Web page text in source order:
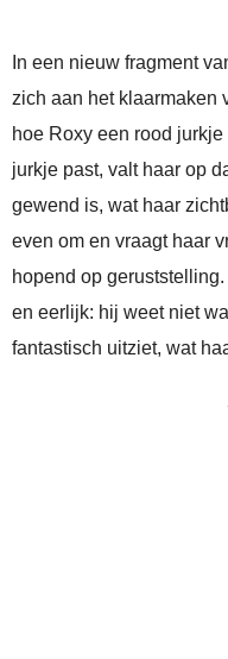
In een nieuw fragment
zich aan het klaarmaken
hoe Roxy een rood
jurkje past, valt haar op
gewend is, wat haar
even om en vraagt haar
hopend op
en eerlijk: hij weet niet
fantastisch uitziet, wat